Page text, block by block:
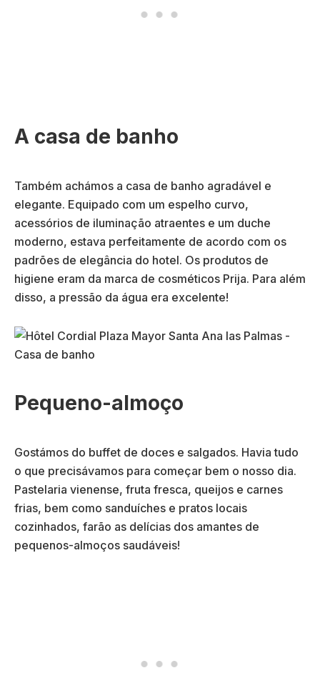
A casa de banho
Também achámos a casa de banho agradável e
elegante. Equipado com um espelho curvo,
acessórios de iluminação atraentes e um duche
moderno, estava perfeitamente de acordo com os
padrões de elegância do hotel. Os produtos de
higiene eram da marca de cosméticos Prija. Para além
disso, a pressão da água era excelente!
Pequeno-almoço
Gostámos do buffet de doces e salgados. Havia tudo
o que precisávamos para começar bem o nosso dia.
Pastelaria vienense, fruta fresca, queijos e carnes
frias, bem como sanduíches e pratos locais
cozinhados, farão as delícias dos amantes de
pequenos-almoços saudáveis!